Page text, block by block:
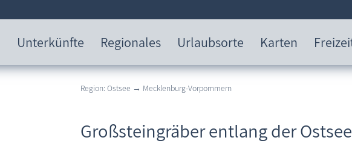
Unterkünfte Regionales Urlaubsorte Karten
Region: Ostsee → Mecklenburg-Vorpommern
Großsteingräber entlang der Ostsee